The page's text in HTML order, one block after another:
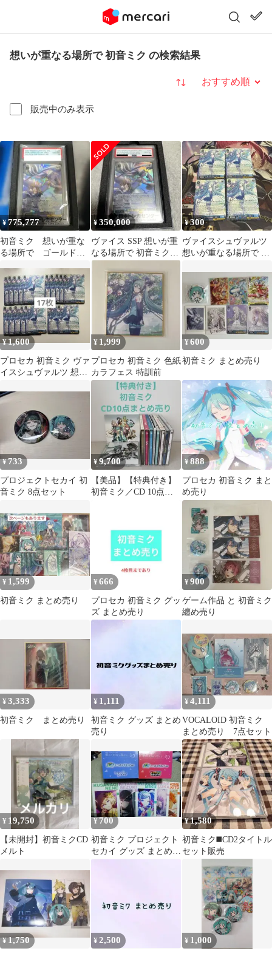
想いが重なる場所で 初音ミク の検索結果
販売中のみ表示
並び替え
¥775,777
初音ミク 想いが重な
る場所で ゴールドサ
¥350,000
ヴァイス SSP 想いが重
なる場所で 初音ミク
¥300
ヴァイスシュヴァルツ
想いが重なる場所で 初
¥1,600
プロセカ 初音ミク ヴァ
イスシュヴァルツ 想い
ット
¥ 1,999
プロセカ 初音ミク 色紙
カラフェス 特訓前
¥600
初音ミク まとめ売り
¥733
プロジェクトセカイ 初
音ミク 8点セット
¥9,700
【美品】【特典付き】
初音ミク／CD 10点ま
¥888
プロセカ 初音ミク まと
め売り
¥ 1,599
初音ミク まとめ売り
¥ 666
プロセカ 初音ミク グッ
ズ まとめ売り
¥900
ゲーム作品 と 初音ミク
纏め売り
¥3,333
初音ミク まとめ売り
¥ 1,111
初音ミク グッズ まとめ
売り
¥4,111
VOCALOID 初音ミク
まとめ売り 7点セット
¥ 19,750
【未開封】初音ミクCD
メルト
¥ 700
初音ミク プロジェクト
セカイ グッズ まとめ売
¥1,580
初音ミク◼️CD2タイトル
セット販売
¥1,750 ¥2,500 ¥ 1,000